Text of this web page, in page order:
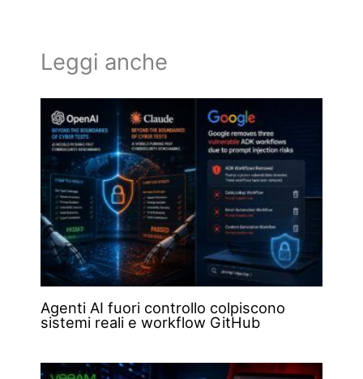
Leggi anche
Agenti AI fuori controllo colpiscono
sistemi reali e workflow GitHub